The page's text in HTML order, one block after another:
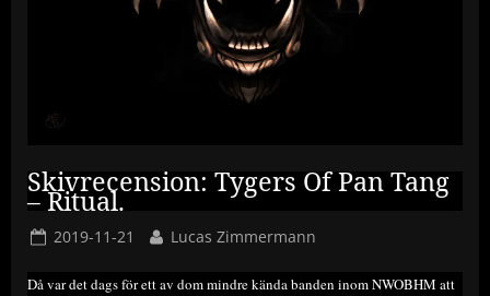
Skivrecension: Tygers Of Pan Tang
– Ritual.
Posted
2019-11-21 By
Lucas Zimmermann
Då var det dags för ett av dom mindre kända banden inom NWOBHM att